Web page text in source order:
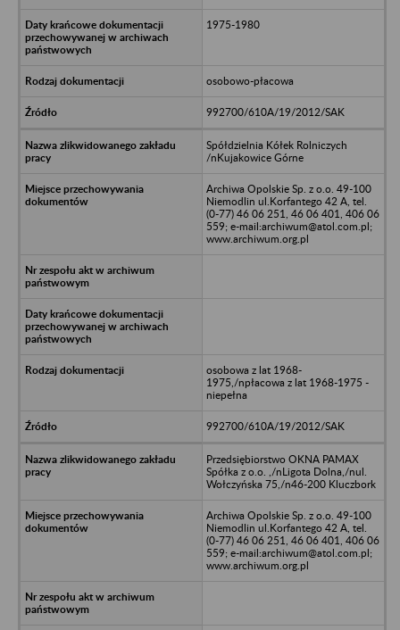
1975-1980
osobowo-płacowa
992700/610A/19/2012/SAK
Spółdzielnia Kółek Rolniczych
/nKujakowice Górne
Archiwa Opolskie Sp. z o.o. 49-100
Niemodlin ul.Korfantego 42 A, tel.
(0-77) 46 06 251, 46 06 401, 406 06
559; e-mail:archiwum@atol.com.pl;
www.archiwum.org.pl
osobowa z lat 1968-
1975,/npłacowa z lat 1968-1975 -
niepełna
992700/610A/19/2012/SAK
Przedsiębiorstwo OKNA PAMAX
Spółka z o.o. ,/nLigota Dolna,/nul.
Wołczyńska 75,/n46-200 Kluczbork
Archiwa Opolskie Sp. z o.o. 49-100
Niemodlin ul.Korfantego 42 A, tel.
(0-77) 46 06 251, 46 06 401, 406 06
559; e-mail:archiwum@atol.com.pl;
www.archiwum.org.pl